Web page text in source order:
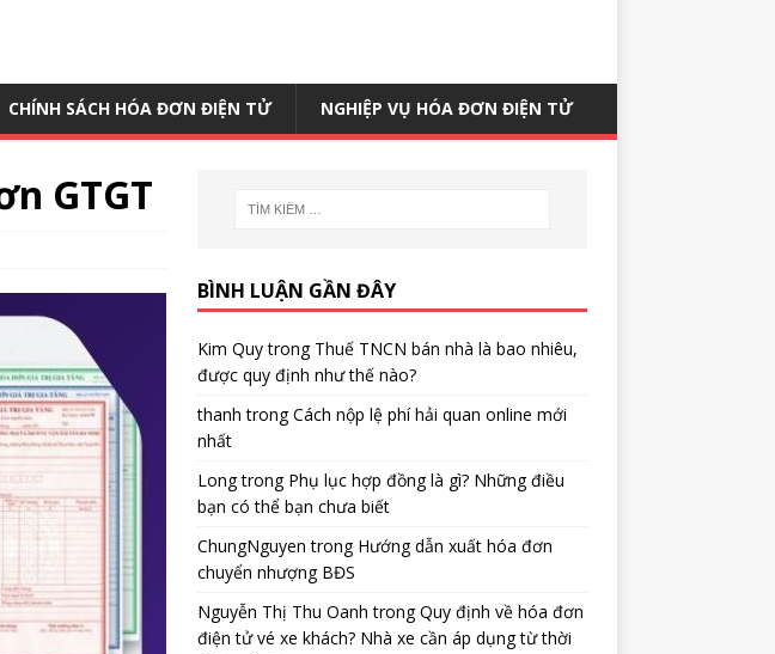
CHÍNH SÁCH HÓA ĐƠN ĐIỆN TỬ NGHIỆP VỤ HÓA ĐƠN ĐIỆN TỬ
GTGT
BÌNH LUẬN GẦN ĐÂY
Kim Quytrong Thuế TNCN bán nhà là bao nhiêu,
được quy định như thế nào?
thanh trongCách nộp lệ phí hải quan online mới
nhất
Longtrong Phụ lục hợp đồng là gì? Những điều
bạn có thể bạn chưa biết
ChungNguyen trong Hướng dẫn xuất hóa đơn
chuyển nhượng BĐS
Nguyễn Thị Thu Oanh trongQuy định về hóa đơn
điện tử vé xe khách? Nhà xe cần áp dụng từ thời